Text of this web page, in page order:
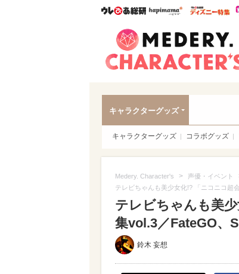
ウレぴあ総研ハピママ*
キャラクターグッズ
キャラクターグッズ コラボグッズ
Medery. Character's > 声優・イベント
テレビちゃんも美少女化!? 「ニコニコ超
テレビちゃんも美
集vol.3／FateGO、
鈴木 妄想